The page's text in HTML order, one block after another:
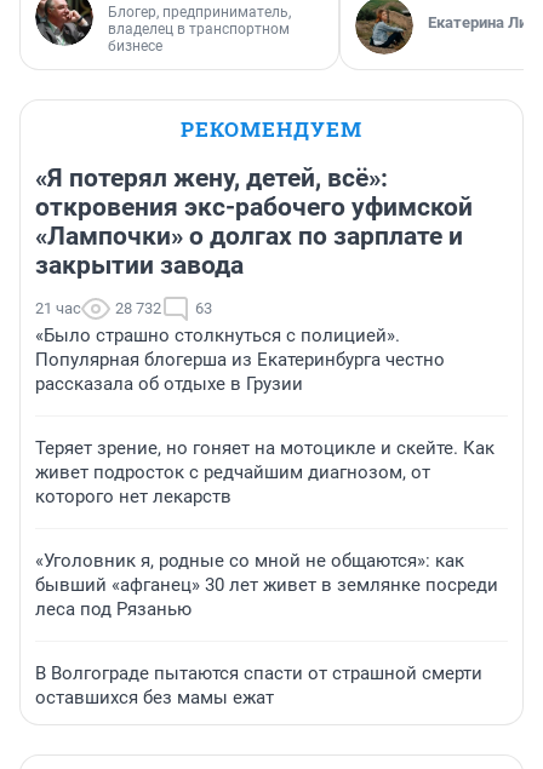
Блогер, предприниматель,
владелец в транспортном
бизнесе
Екатерина
РЕКОМЕНДУЕМ
«Я потерял жену, детей, всё»:
откровения экс-рабочего уфимской
«Лампочки» о долгах по зарплате и
закрытии завода
21 час 28 732 63
«Было страшно столкнуться с полицией».
Популярная блогерша из Екатеринбурга честно
рассказала об отдыхе в Грузии
Теряет зрение, но гоняет на мотоцикле и скейте. Как
живет подросток с редчайшим диагнозом, от
которого нет лекарств
«Уголовник я, родные со мной не общаются»: как
бывший «афганец» 30 лет живет в землянке посреди
леса под Рязанью
В Волгограде пытаются спасти от страшной смерти
оставшихся без мамы ежат